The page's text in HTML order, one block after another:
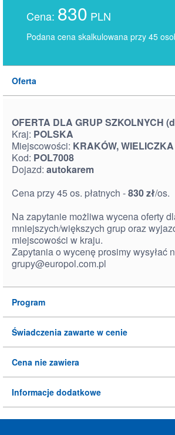
Cena: 830 PLN
Podana cena skalkulowana przy 45
Oferta
OFERTA DLA GRUP SZKOLNYCH
Kraj: POLSKA
Miejscowości: KRAKÓW, WIELICZKA
Kod: POL7008
Dojazd: autokarem
Cena przy 45 os. płatnych -830zł/os.
Na zapytanie możliwa wycena oferty
mniejszych/większych grup oraz
miejscowości w kraju.
Zapytania o wycenę prosimy wysyłać
grupy@europol.com.pl
Program
Świadczenia zawarte w cenie
Cena nie zawiera
Informacje dodatkowe